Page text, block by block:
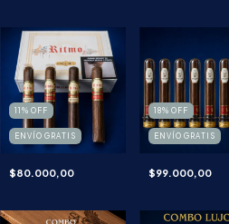
11 % OFF
ENVÍO GRATIS
$80.000,00
18%OFF
ENVÍO GRATIS
$99.000,00